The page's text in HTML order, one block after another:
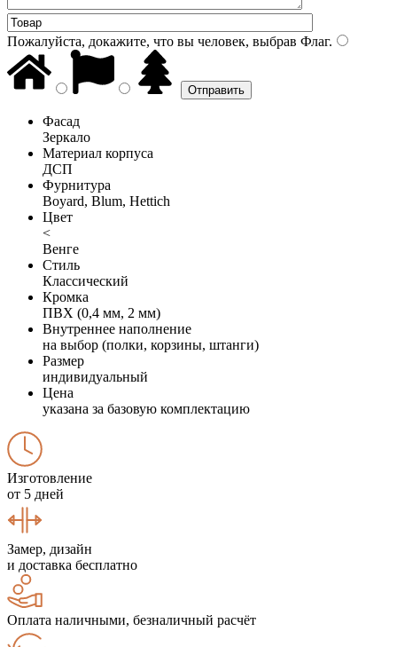
Пожалуйста, докажите, что вы человек, выбрав Флаг.
Фасад
Зеркало
Материал корпуса
ДСП
Фурнитура
Boyard, Blum, Hettich
Цвет
<
Венге
Стиль
Классический
Кромка
ПВХ (0,4 мм, 2 мм)
Внутреннее наполнение
на выбор (полки, корзины, штанги)
Размер
индивидуальный
Цена
указана за базовую комплектацию
Изготовление
от 5 дней
Замер, дизайн
и доставка бесплатно
Оплата наличными, безналичный расчёт